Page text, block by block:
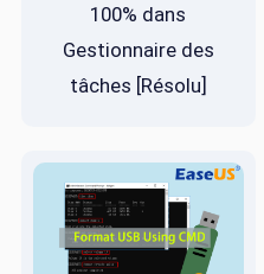
100% dans
Gestionnaire des
tâches [Résolu]